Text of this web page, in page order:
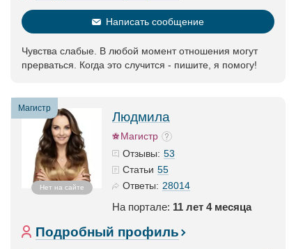
Написать сообщение
Чувства слабые. В любой момент отношения могут
прерваться. Когда это случится - пишите, я помогу!
Магистр
Нет на сайте
Людмила
Магистр
Отзывы: 53
Статьи 55
Ответы: 28014
На портале: 11 лет 4 месяца
Подробный профиль